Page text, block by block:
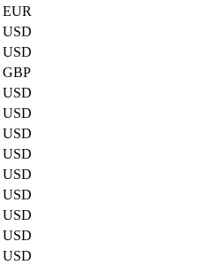
EUR
USD
USD
GBP
USD
USD
USD
USD
USD
USD
USD
USD
USD